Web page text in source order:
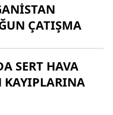
ÇATIŞMA
SERT HAVA
KAYIPLARINA